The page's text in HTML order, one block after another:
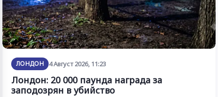
ЛОНДОН 4 Август 2026, 11:23
Лондон: 20 000 паунда награда за
заподозрян в убийство